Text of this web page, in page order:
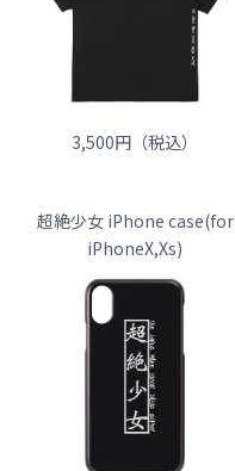
3,500円（税込）
超絶少女 iPhone case(for
iPhoneX,Xs)